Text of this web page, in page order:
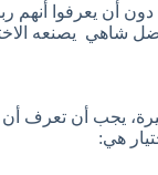
أن يعرفوا أنهم
شاهي يصنعه
يجب أن تعرف
هي: